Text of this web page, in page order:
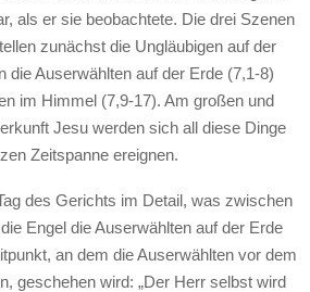
als er sie beobachtete. Die drei Szenen
zunächst die Ungläubigen auf der
die Auserwählten auf der Erde (7,1-8)
im Himmel (7,9-17). Am großen und
Jesu werden sich all diese Dinge
Zeitspanne ereignen.
des Gerichts im Detail, was zwischen
Engel die Auserwählten auf der Erde
an dem die Auserwählten vor dem
geschehen wird: „Der Herr selbst wird